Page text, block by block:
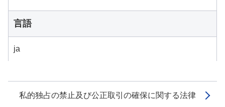
私的独占の禁止及び公正取引の確保に関する法律
言語
ja